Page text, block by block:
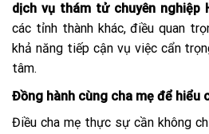
dịch vụ thám tử chuyên nghiệp
các tỉnh thành khác, điều quan
khả năng tiếp cận vụ việc cẩn
tâm.
Đồng hành cùng cha mẹ để hiểu
Điều cha mẹ thực sự cần không